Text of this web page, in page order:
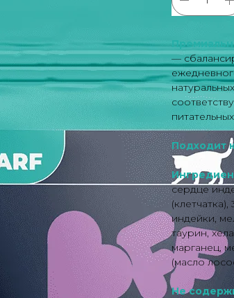
—
Подходит
сердце
индейки,
таурин,
марганец,
(масло
Не